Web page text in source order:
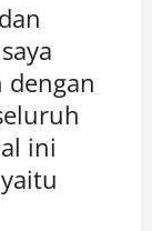
dengan
ini